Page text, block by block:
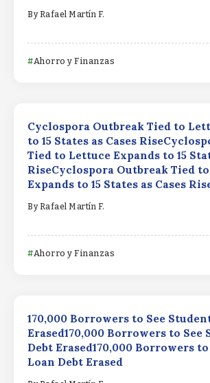
By Rafael Martín F.
Ahorro y Finanzas
Cyclospora Outbreak Tied to
to 15 States as Cases
Tied to Lettuce Expands to 15
RiseCyclospora Outbreak Tied
Expands to 15 States as Cases
By Rafael Martín F.
Ahorro y Finanzas
170,000 Borrowers to See
Erased170,000 Borrowers to See
Debt Erased170,000 Borrowers
Loan Debt Erased